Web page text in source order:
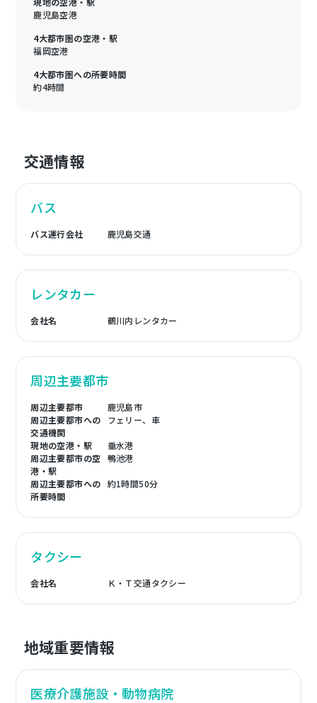
鹿児島空港
4大都市圏の空港・駅
福岡空港
4大都市圏への所要時間
約4時間
交通情報
バス
バス運行会社 鹿児島交通
レンタカー
会社名 鶴川内レンタカー
周辺主要都市
周辺主要都市
鹿児島市
周辺主要都市への
交通機関
フェリー、車
現地の空港・駅
垂水港
周辺主要都市の空
港・駅
鴨池港
周辺主要都市への
所要時間
約1時間50分
タクシー
会社名 Ｋ・Ｔ交通タクシー
地域重要情報
医療介護施設・動物病院